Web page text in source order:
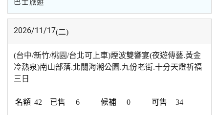
巴士旅遊
2026/11/17(二)
(台中/新竹/桃園/台北可上車)煙波雙響宴(夜遊傳藝.黃金
冷熱泉)南山部落.北關海潮公園.九份老街.十分天燈祈福
三日
42 6 0 34